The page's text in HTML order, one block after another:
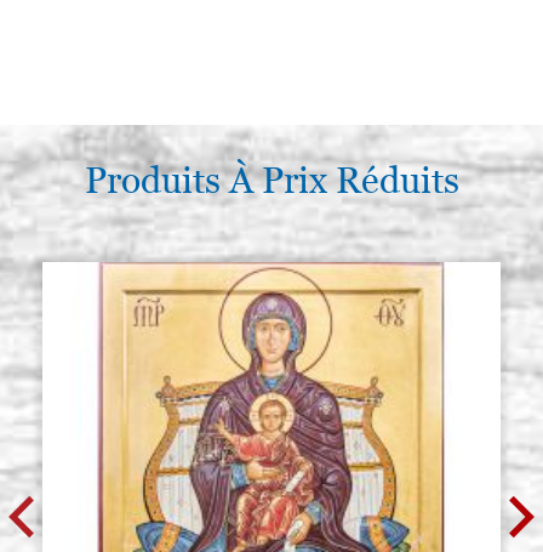
Produits À Prix Réduits